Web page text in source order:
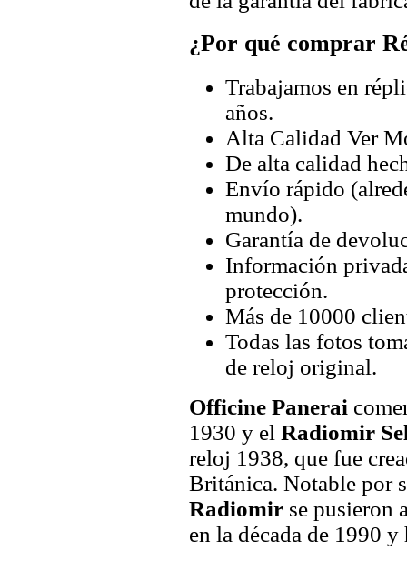
¿Por qué comprar
Trabajamos en
años.
Alta Calidad Ver
De alta calidad
Envío rápido
mundo).
Garantía de
Información
protección.
Más de 10000
Todas las fotos
de reloj original.
Officine Panerai
1930 y el Radiomir
reloj 1938, que fue
Británica. Notable por
Radiomir se pusieron
en la década de 1990